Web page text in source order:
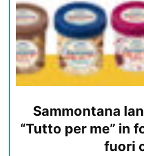
Sammontana
“Tutto per me” in
fuori